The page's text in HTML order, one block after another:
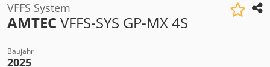
VFFS System
AMTECVFFS-SYS GP-MX 4S
Baujahr
2025